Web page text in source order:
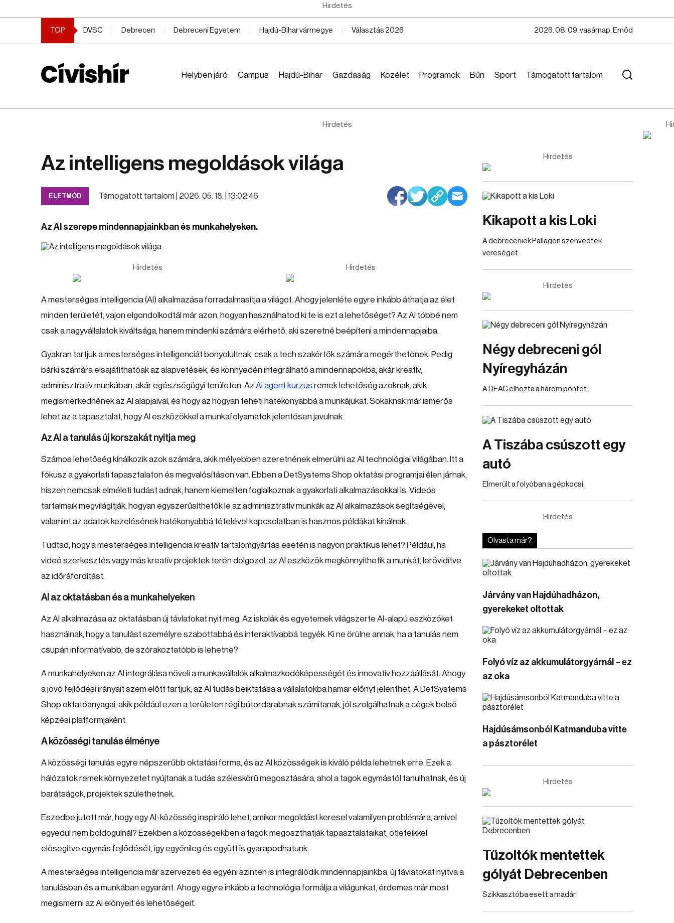
Hirdetés
TOP DVSC Debrecen Debreceni Egyetem Hajdú-Bihar vármegye Választás 2026 2026. 08. 09. vasárnap, Emőd
Helyben járó Campus Hajdú-Bihar Gazdaság Közélet Programok Bűn Sport Támogatott tartalom
Hirdetés
Az intelligens megoldások világa
ÉLETMÓD Támogatott tartalom | 2026. 05. 18. | 13:02:46
Az AI szerepe mindennapjainkban és munkahelyeken.
Hirdetés Hirdetés
A mesterséges intelligencia (AI) alkalmazása forradalmasítja a világot. Ahogy jelenléte egyre inkább áthatja az élet
minden területét, vajon elgondolkodtál már azon, hogyan használhatod ki te is ezt a lehetőséget? Az AI többé nem
csak a nagyvállalatok kiváltsága, hanem mindenki számára elérhető, aki szeretné beépíteni a mindennapjaiba.
Gyakran tartjuk a mesterséges intelligenciát bonyolultnak, csak a tech szakértők számára megérthetőnek. Pedig
bárki számára elsajátíthatóak az alapvetések, és könnyedén integrálható a mindennapokba, akár kreatív,
adminisztratív munkában, akár egészségügyi területen. Az AI agent kurzus remek lehetőség azoknak, akik
megismerkednének az AI alapjaival, és hogy az hogyan teheti hatékonyabbá a munkájukat. Sokaknak már ismerős
lehet az a tapasztalat, hogy AI eszközökkel a munkafolyamatok jelentősen javulnak.
Az AI a tanulás új korszakát nyitja meg
Számos lehetőség kínálkozik azok számára, akik mélyebben szeretnének elmerülni az AI technológiai világában. Itt a
fókusz a gyakorlati tapasztalaton és megvalósításon van. Ebben a DetSystems Shop oktatási programjai élen járnak,
hiszen nemcsak elméleti tudást adnak, hanem kiemelten foglalkoznak a gyakorlati alkalmazásokkal is. Videós
tartalmaik megvilágítják, hogyan egyszerűsíthetők le az adminisztratív munkák az AI alkalmazások segítségével,
valamint az adatok kezelésének hatékonyabbá tételével kapcsolatban is hasznos példákat kínálnak.
Tudtad, hogy a mesterséges intelligencia kreatív tartalomgyártás esetén is nagyon praktikus lehet? Például, ha
videó szerkesztés vagy más kreatív projektek terén dolgozol, az AI eszközök megkönnyíthetik a munkát, lerövidítve
az időráfordítást.
AI az oktatásban és a munkahelyeken
Az AI alkalmazása az oktatásban új távlatokat nyit meg. Az iskolák és egyetemek világszerte AI-alapú eszközöket
használnak, hogy a tanulást személyre szabottabbá és interaktívabbá tegyék. Ki ne örülne annak, ha a tanulás nem
csupán informatívabb, de szórakoztatóbb is lehetne?
A munkahelyeken az AI integrálása növeli a munkavállalók alkalmazkodóképességét és innovatív hozzáállását. Ahogy
a jövő fejlődési irányait szem előtt tartjuk, az AI tudás beiktatása a vállalatokba hamar előnyt jelenthet. A DetSystems
Shop oktatóanyagai, akik például ezen a területen régi bútordarabnak számítanak, jól szolgálhatnak a cégek belső
képzési platformjaként.
A közösségi tanulás élménye
A közösségi tanulás egyre népszerűbb oktatási forma, és az AI közösségek is kiváló példa lehetnek erre. Ezek a
hálózatok remek környezetet nyújtanak a tudás széleskörű megosztására, ahol a tagok egymástól tanulhatnak, és új
barátságok, projektek születhetnek.
Eszedbe jutott már, hogy egy AI-közösség inspiráló lehet, amikor megoldást keresel valamilyen problémára, amivel
egyedül nem boldogulnál? Ezekben a közösségekben a tagok megoszthatják tapasztalataikat, ötleteikkel
elősegítve egymás fejlődését, így egyénileg és együtt is gyarapodhatunk.
A mesterséges intelligencia már szervezeti és egyéni szinten is integrálódik mindennapjainkba, új távlatokat nyitva a
tanulásban és a munkában egyaránt. Ahogy egyre inkább a technológia formálja a világunkat, érdemes már most
megismerni az AI előnyeit és lehetőségeit.
Hirdetés
Kikapott a kis Loki
A debreceniek Pallagon szenvedtek
vereséget.
Hirdetés
Négy debreceni gól
Nyíregyházán
A DEAC elhozta a három pontot.
A Tiszába csúszott egy
autó
Elmerült a folyóban a gépkocsi.
Hirdetés
Olvasta már?
Járvány van Hajdúhadházon,
gyerekeket oltottak
Folyó víz az akkumulátorgyárnál – ez
az oka
Hajdúsámsonból Katmanduba vitte
a pásztorélet
Hirdetés
Tűzoltók mentettek
gólyát Debrecenben
Szikkasztóba esett a madár.